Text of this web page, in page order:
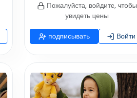
Пожалуйста, войдите, чтобы
увидеть цены
подписывать Войти